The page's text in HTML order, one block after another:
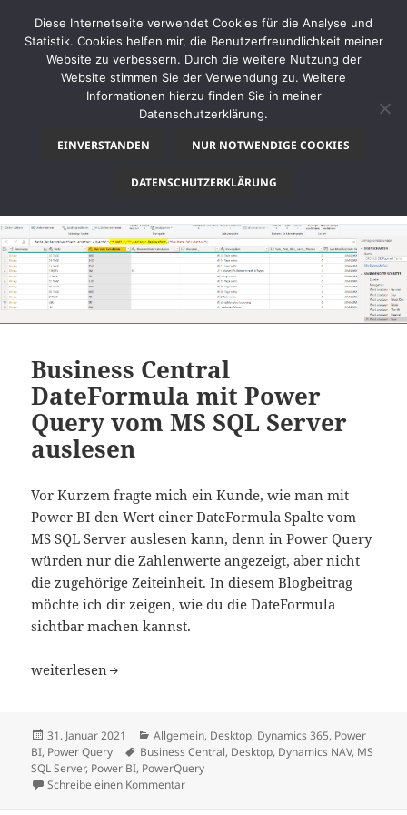
Schlagwort:Dynamics NAV
Business Central
DateFormula mit Power
Query vom MS SQL Server
auslesen
Vor Kurzem fragte mich ein Kunde, wie man mit
Power BI den Wert einer DateFormula Spalte vom
MS SQL Server auslesen kann, denn in Power Query
würden nur die Zahlenwerte angezeigt, aber nicht
die zugehörige Zeiteinheit. In diesem Blogbeitrag
möchte ich dir zeigen, wie du die DateFormula
sichtbar machen kannst.
Business Central DateFormula mit Power Query vom MS
weiterlesen
Veröffentlicht
am
31. Januar 2021 Kategorien
Allgemein, Desktop, Dynamics 365, Power
BI, Power Query Schlagwörter
Business Central, Desktop, Dynamics NAV, MS
SQL Server, Power BI, PowerQuery
Schreibe einen Kommentarzu Business Central DateFormula mit
Diese Internetseite verwendet Cookies für die Analyse und
Statistik. Cookies helfen mir, die Benutzerfreundlichkeit meiner
Website zu verbessern. Durch die weitere Nutzung der
Website stimmen Sie der Verwendung zu. Weitere
Informationen hierzu finden Sie in meiner
Datenschutzerklärung.
EINVERSTANDEN NUR NOTWENDIGE COOKIES
DATENSCHUTZERKLÄRUNG